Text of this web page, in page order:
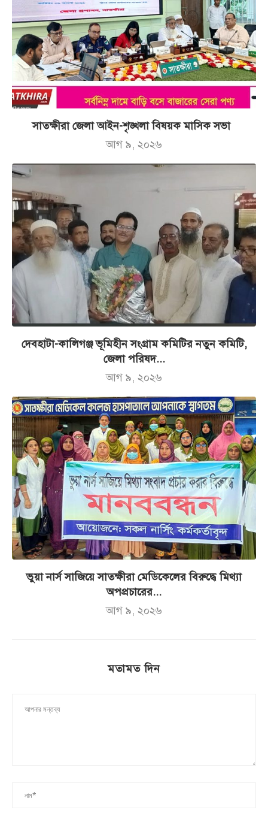
সাতক্ষীরা জেলা আইন-শৃঙ্খলা বিষয়ক মাসিক সভা
আগ ৯, ২০২৬
দেবহাটা-কালিগঞ্জ ভূমিহীন সংগ্রাম কমিটির নতুন কমিটি,
জেলা পরিষদ...
আগ ৯, ২০২৬
ভুয়া নার্স সাজিয়ে সাতক্ষীরা মেডিকেলের বিরুদ্ধে মিথ্যা
অপপ্রচারের...
আগ ৯, ২০২৬
মতামত দিন